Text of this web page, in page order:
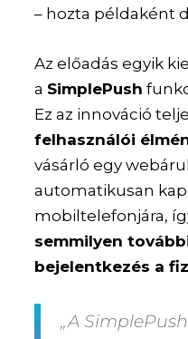
– hozta példaként
Az előadás egyik
a SimplePush
Ez az innováció
felhasználói
vásárló egy
automatikusan
mobiltelefonjára,
semmilyen
bejelentkezés a
„A